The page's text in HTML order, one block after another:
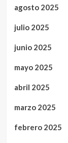
agosto 2025
julio 2025
junio 2025
mayo 2025
abril 2025
marzo 2025
febrero 2025